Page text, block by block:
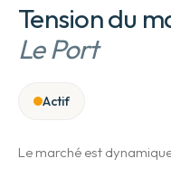
Tension du
Le Port
Actif
Le marché est